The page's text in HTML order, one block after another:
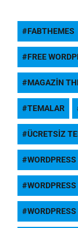
FABTHEMES
FREE
MAGAZIN
TEMALAR
ÜCRETSIZ